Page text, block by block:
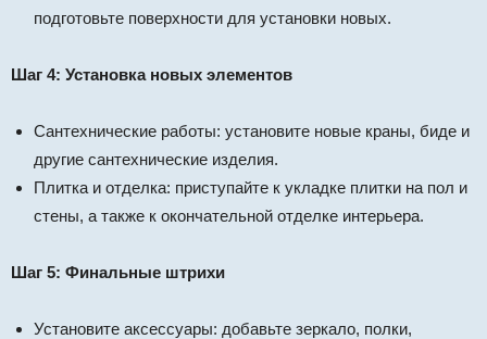
подготовьте поверхности для установки новых.
Шаг 4: Установка новых элементов
Сантехнические работы: установите новые краны, биде и
другие сантехнические изделия.
Плитка и отделка: приступайте к укладке плитки на пол и
стены, а также к окончательной отделке интерьера.
Шаг 5: Финальные штрихи
Установите аксессуары: добавьте зеркало, полки,